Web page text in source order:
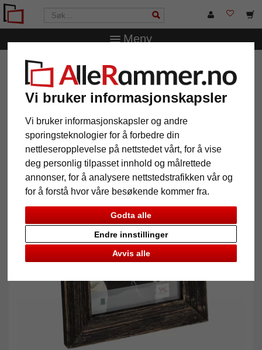
Vi bruker informasjonskapsler
Vi bruker informasjonskapsler og andre
sporingsteknologier for å forbedre din
nettleseropplevelse på nettstedet vårt, for å vise
deg personlig tilpasset innhold og målrettede
annonser, for å analysere nettstedstrafikken vår og
for å forstå hvor våre besøkende kommer fra.
Godta alle
Avvis alle
Endre innstillinger
Meny
AlleRammer.no Bilderammer
Fotoramme Lou
Tilbake